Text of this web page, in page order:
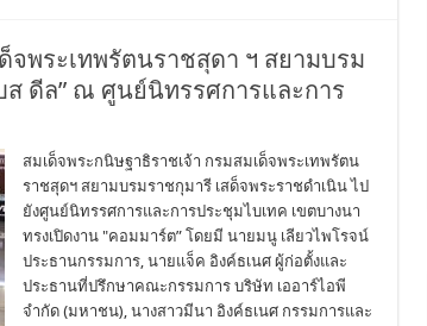
จพระเทพรัตนราชสุดา ฯ สยามบรม
ส ดีล” ณ ศูนย์นิทรรศการและการ
สมเด็จพระกนิษฐาธิราชเจ้า กรมสมเด็จพระเทพรัตน
ราชสุดฯ สยามบรมราชกุมารี เสด็จพระราชดำเนิน ไป
ยังศูนย์นิทรรศการและการประชุมไบเทค เขตบางนา
ทรงเปิดงาน "คอมมาร์ต” โดยมี นายมนู เลียวไพโรจน์
ประธานกรรมการ, นายแจ็ค อิงค์ธเนศ ผู้ก่อตั้งและ
ประธานที่ปรึกษาคณะกรรมการ บริษัท เออาร์ไอพี
จำกัด (มหาชน), นางสาวมีนา อิงค์ธเนศ กรรมการและ